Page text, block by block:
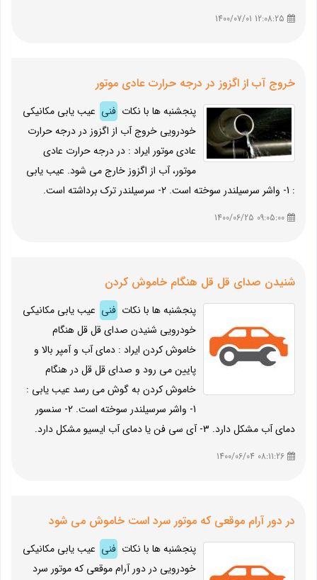
خروج آب از اگزوز در درجه حرارت عادی موتور
پنجشنبه ها با نکات فنی عیب یابی مکانیکی
خودرویی خروج آب از اگزوز در درجه حرارت
عادی موتور ایراد : در درجه حرارت عادی
موتور، آب از اگزوز خارج می شود. عیب یابی
: 1- واشر سرسیلندر سوخته است. 2- سرسیلندر ترک برداشته است.
شنیدن صدای قل قل هنگام خاموش کردن
پنجشنبه ها با نکات فنی عیب یابی مکانیکی
خودرویی شنیدن صدای قل قل هنگام
خاموش کردن ایراد : دمای آب و آمپر بالا و
پایین می رود و صدای قل قل در هنگام
خاموش کردن به گوش می رسد عیب یابی :
1- واشر سرسیلندر سوخته است. 2- سنسور
دمای آب مشکل دارد. 3- آی سی فن یا دمای آب ایسیو مشکل دارد.
در دور آرام موقعی که موتور سرد است خاموش می شود
پنجشنبه ها با نکات فنی عیب یابی مکانیکی
خودرویی در دور آرام موقعی که موتور سرد